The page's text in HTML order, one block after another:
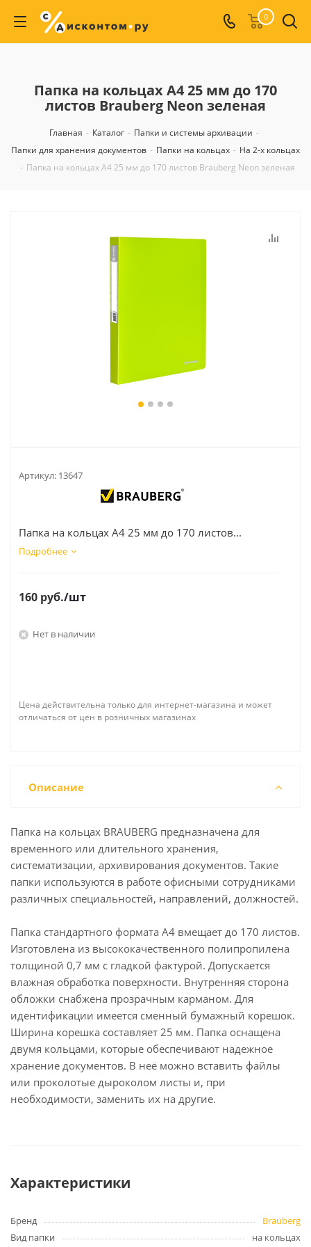
0
Папка на кольцах А4 25 мм до 170
листов Brauberg Neon зеленая
Главная - Каталог - Папки и системы архивации -
Папки для хранения документов - Папки на кольцах - На 2-х кольцах
- Папка на кольцах А4 25 мм до 170 листов Brauberg Neon зеленая
Артикул: 13647
Папка на кольцах А4 25 мм до 170 листов...
Подробнее
160 руб./шт
Нет в наличии
Цена действительна только для интернет-магазина и может
отличаться от цен в розничных магазинах
Описание
Папка на кольцах BRAUBERG предназначена для
временного или длительного хранения,
систематизации, архивирования документов. Такие
папки используются в работе офисными сотрудниками
различных специальностей, направлений, должностей.
Папка стандартного формата А4 вмещает до 170 листов.
Изготовлена из высококачественного полипропилена
толщиной 0,7 мм с гладкой фактурой. Допускается
влажная обработка поверхности. Внутренняя сторона
обложки снабжена прозрачным карманом. Для
идентификации имеется сменный бумажный корешок.
Ширина корешка составляет 25 мм. Папка оснащена
двумя кольцами, которые обеспечивают надежное
хранение документов. В неё можно вставить файлы
или проколотые дыроколом листы и, при
необходимости, заменить их на другие.
Характеристики
Бренд
Brauberg
Вид папки
на кольцах